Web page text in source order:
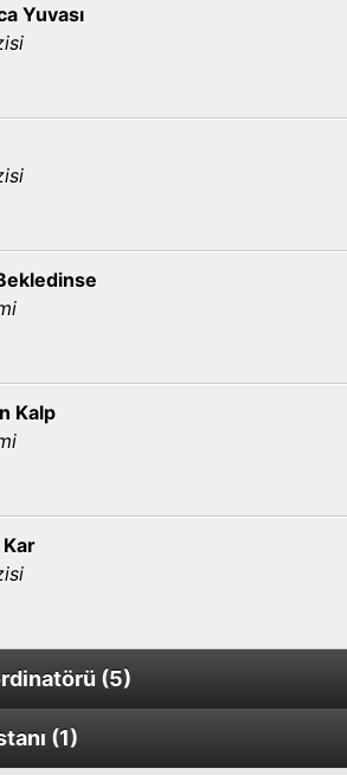
Yuvası
Kalp
Kar
(5)
Kaçılmaz
(1)